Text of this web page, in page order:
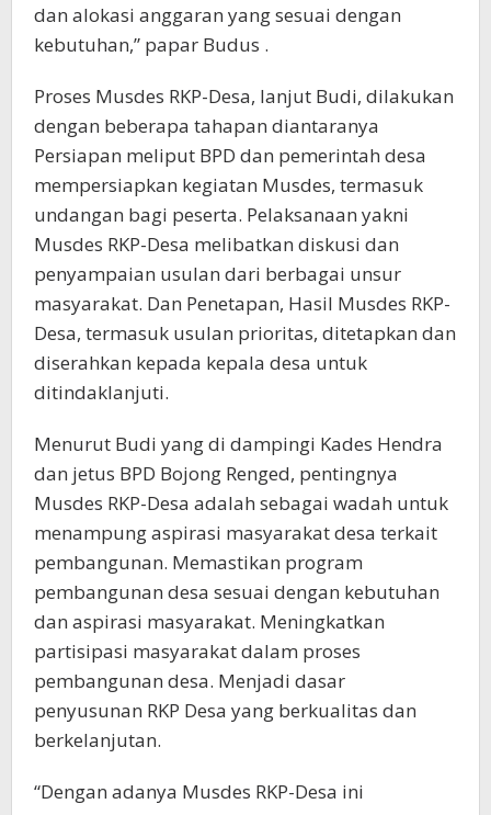
dan alokasi anggaran yang sesuai dengan
kebutuhan,” papar Budus .
Proses Musdes RKP-Desa, lanjut Budi, dilakukan
dengan beberapa tahapan diantaranya
Persiapan meliput BPD dan pemerintah desa
mempersiapkan kegiatan Musdes, termasuk
undangan bagi peserta. Pelaksanaan yakni
Musdes RKP-Desa melibatkan diskusi dan
penyampaian usulan dari berbagai unsur
masyarakat. Dan Penetapan, Hasil Musdes RKP-
Desa, termasuk usulan prioritas, ditetapkan dan
diserahkan kepada kepala desa untuk
ditindaklanjuti.
Menurut Budi yang di dampingi Kades Hendra
dan jetus BPD Bojong Renged, pentingnya
Musdes RKP-Desa adalah sebagai wadah untuk
menampung aspirasi masyarakat desa terkait
pembangunan. Memastikan program
pembangunan desa sesuai dengan kebutuhan
dan aspirasi masyarakat. Meningkatkan
partisipasi masyarakat dalam proses
pembangunan desa. Menjadi dasar
penyusunan RKP Desa yang berkualitas dan
berkelanjutan.
“Dengan adanya Musdes RKP-Desa ini